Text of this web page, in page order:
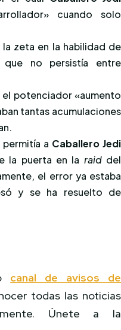
cuando solo
zeta en la habilidad de
que no persistía entre
potenciador «aumento
tantas acumulaciones
a Caballero Jedi
la puerta en la raiddel
el error ya estaba
y se ha resuelto de
canal de avisos de
todas las noticias
Únete a la